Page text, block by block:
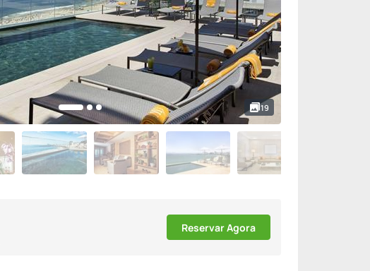
19
Reservar Agora